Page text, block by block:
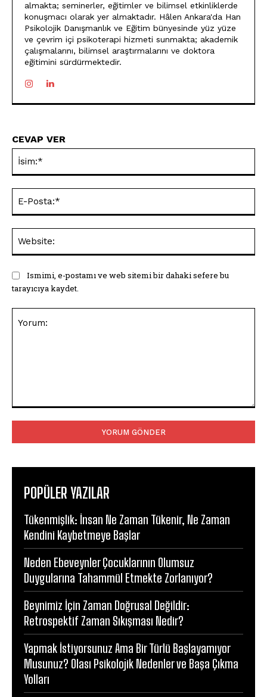
almakta; seminerler, eğitimler ve bilimsel etkinliklerde
konuşmacı olarak yer almaktadır. Hâlen Ankara'da Han
Psikolojik Danışmanlık ve Eğitim bünyesinde yüz yüze
ve çevrim içi psikoterapi hizmeti sunmakta; akademik
çalışmalarını, bilimsel araştırmalarını ve doktora
eğitimini sürdürmektedir.
CEVAP VER
Ismimi, e-postamı ve web sitemi bir dahaki sefere bu
tarayıcıya kaydet.
POPÜLER YAZILAR
Tükenmişlik: İnsan Ne Zaman Tükenir, Ne Zaman
Kendini Kaybetmeye Başlar
Neden Ebeveynler Çocuklarının Olumsuz
Duygularına Tahammül Etmekte Zorlanıyor?
Beynimiz İçin Zaman Doğrusal Değildir:
Retrospektif Zaman Sıkışması Nedir?
Yapmak İstiyorsunuz Ama Bir Türlü Başlayamıyor
Musunuz? Olası Psikolojik Nedenler ve Başa Çıkma
Yolları